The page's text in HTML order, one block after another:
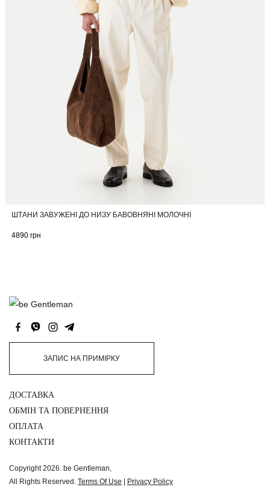
ШТАНИ ЗАВУЖЕНІ ДО НИЗУ БАВОВНЯНІ МОЛОЧНІ
4890 грн
ЗАПИС НА ПРИМІРКУ
Copyright 2026. be Gentleman,
All Rights Reserved. Terms Of Use Privacy Policy
ДОСТАВКА
ОБМІН ТА ПОВЕРНЕННЯ
ОПЛАТА
КОНТАКТИ